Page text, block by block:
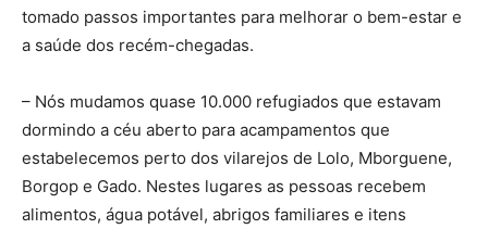
tomado passos importantes para melhorar o bem-estar e
a saúde dos recém-chegadas.
– Nós mudamos quase 10.000 refugiados que estavam
dormindo a céu aberto para acampamentos que
estabelecemos perto dos vilarejos de Lolo, Mborguene,
Borgop e Gado. Nestes lugares as pessoas recebem
alimentos, água potável, abrigos familiares e itens